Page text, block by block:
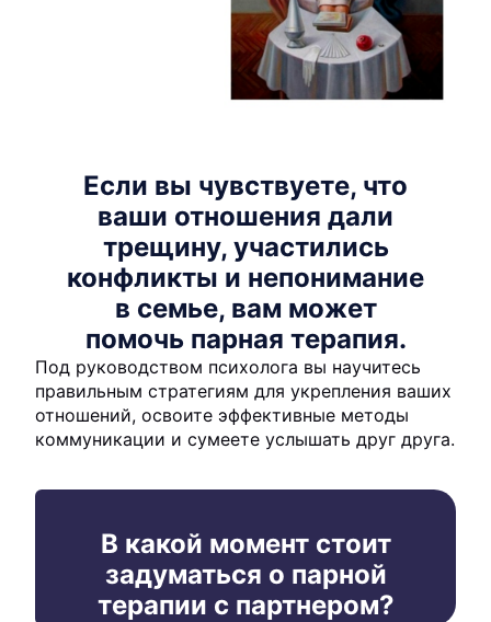
Если вы чувствуете, что
ваши отношения дали
трещину, участились
конфликты и непонимание
в семье, вам может
помочь парная терапия.
Под руководством психолога вы научитесь
правильным стратегиям для укрепления ваших
отношений, освоите эффективные методы
коммуникации и сумеете услышать друг друга.
В какой момент стоит
задуматься о парной
терапии с партнером?